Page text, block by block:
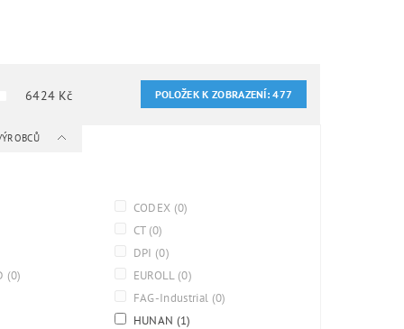
6424 Kč POLOŽEK K ZOBRAZENÍ:477
CODEX (0)
CT (0)
DPI (0)
(0) EUROLL (0)
FAG-Industrial (0)
HUNAN (1)